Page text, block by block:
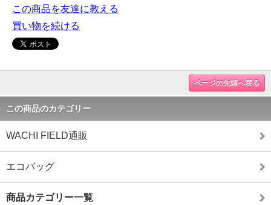
この商品を友達に教える
買い物を続ける
ページの先頭へ戻る
この商品のカテゴリー
WACHI FIELD通販
エコバッグ
商品カテゴリー一覧